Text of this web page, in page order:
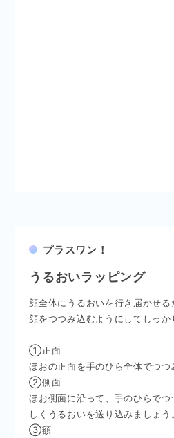
プラスワン！
うるおいラッピング
顔全体にうるおいを行き届かせ
顔をつつみ込むようにしてしっか
①正面
ほおの正面を手のひら全体でつつ
②側面
ほお側面に沿って、手のひらでつ
しくうるおいを送り込みましょう
③額